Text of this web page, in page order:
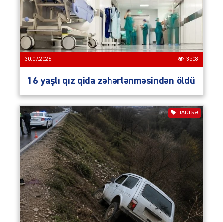
30.07.2026 3508
16 yaşlı qız qida zəhərlənməsindən öldü
HADISƏ